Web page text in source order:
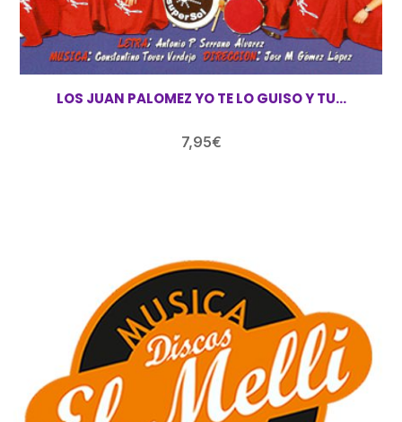
LOS JUAN PALOMEZ YO TE LO GUISO Y TU…
7,95€